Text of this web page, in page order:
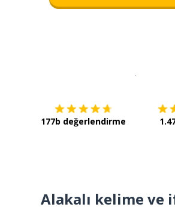
177b değerlendirme
Alakalı kelime ve